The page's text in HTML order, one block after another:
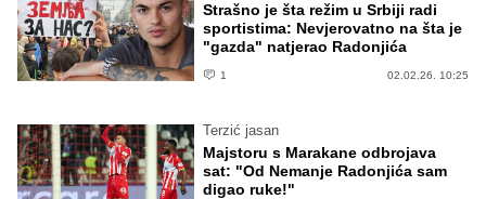
Strašno je šta režim u Srbiji radi
sportistima: Nevjerovatno na šta je
"gazda" natjerao Radonjića
1 02.02.26. 10:25
Terzić jasan
Majstoru s Marakane odbrojava
sat: "Od Nemanje Radonjića sam
digao ruke!"